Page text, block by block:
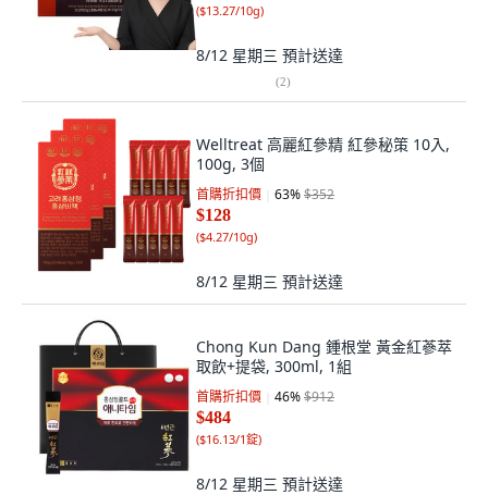
($13.27/10g)
8/12 星期三 預計送達
(2)
Welltreat 高麗紅參精 紅參秘策 10入,
100g, 3個
首購折扣價 63%$352
$128
($4.27/10g)
8/12 星期三 預計送達
Chong Kun Dang 鍾根堂 黃金紅蔘萃
取飲+提袋, 300ml, 1組
首購折扣價 46%$912
$484
($16.13/1錠)
8/12 星期三 預計送達